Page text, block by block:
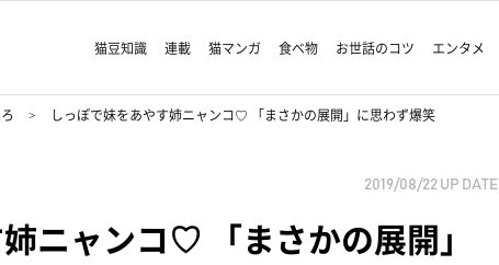
猫豆知識 連載 猫マンガ 食べ物 お世話のコツ エンタメ
しっぽで妹をあやす姉ニャンコ♡ 「まさかの展開」に思わず爆笑
2019/08/22 UP DATE
ニャンコ♡ 「まさかの展開」